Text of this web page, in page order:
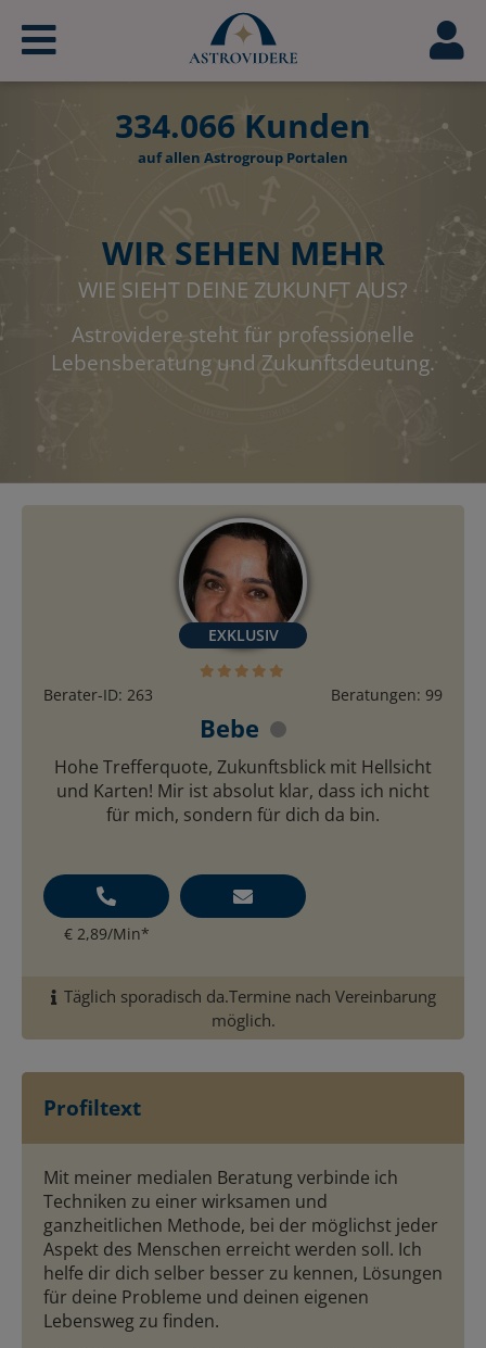
334.066 Kunden
auf allen Astrogroup Portalen
WIR SEHEN MEHR
WIE SIEHT DEINE ZUKUNFT AUS?
Astrovidere steht für professionelle
Lebensberatung und Zukunftsdeutung.
Bebe
Berater-ID: 263 Beratungen: 99
Hohe Trefferquote, Zukunftsblick mit Hellsicht
und Karten! Mir ist absolut klar, dass ich nicht
für mich, sondern für dich da bin.
€ 2,89/Min*
Täglich sporadisch da.Termine nach Vereinbarung
möglich.
Profiltext
Mit meiner medialen Beratung verbinde ich
Techniken zu einer wirksamen und
ganzheitlichen Methode, bei der möglichst jeder
Aspekt des Menschen erreicht werden soll. Ich
helfe dir dich selber besser zu kennen, Lösungen
für deine Probleme und deinen eigenen
Lebensweg zu finden.